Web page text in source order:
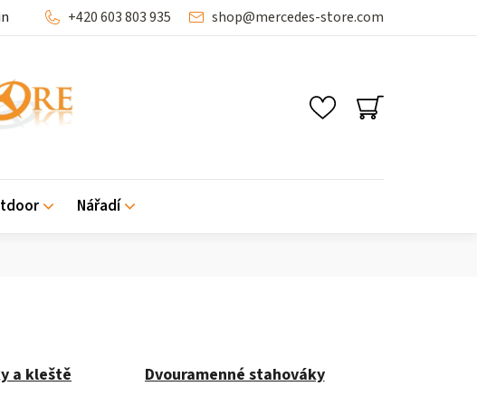
shop@mercedes-store.com
+420 603 803 935
SHOPPING
CART
Nářadí
a kleště Dvouramenné stahováky